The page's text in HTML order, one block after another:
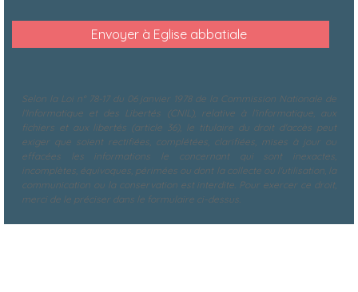
Selon la Loi n° 78-17 du 06 janvier 1978 de la Commission Nationale de
l'Informatique et des Libertés (CNIL), relative à l'informatique, aux
fichiers et aux libertés (article 36), le titulaire du droit d'accès peut
exiger que soient rectifiées, complétées, clarifiées, mises à jour ou
effacées les informations le concernant qui sont inexactes,
incomplètes, équivoques, périmées ou dont la collecte ou l'utilisation, la
communication ou la conservation est interdite. Pour exercer ce droit,
merci de le préciser dans le formulaire ci-dessus.